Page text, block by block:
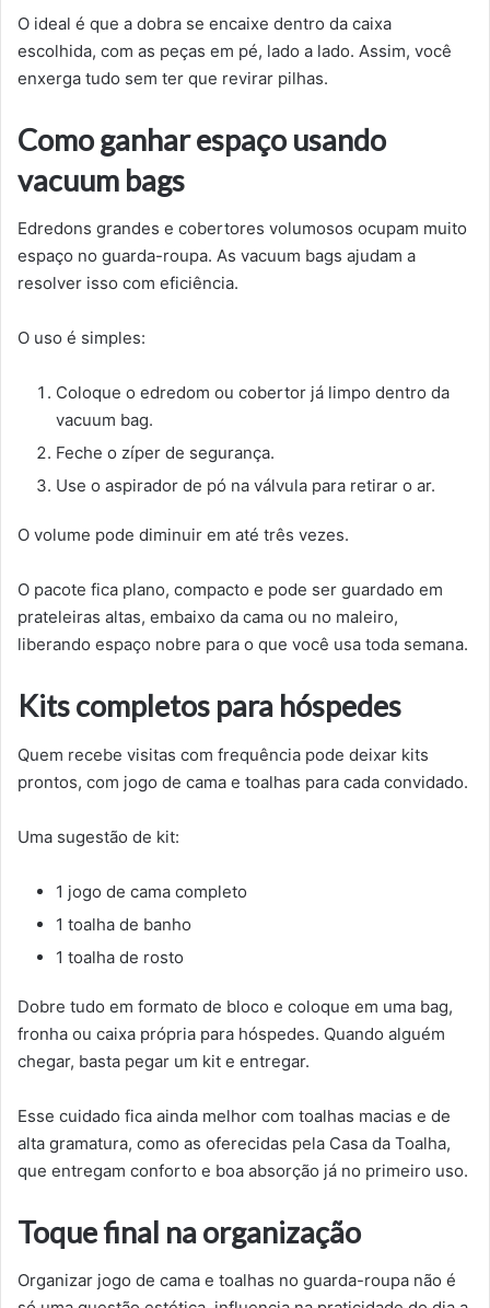
O ideal é que a dobra se encaixe dentro da caixa
escolhida, com as peças em pé, lado a lado. Assim, você
enxerga tudo sem ter que revirar pilhas.
Como ganhar espaço usando
vacuum bags
Edredons grandes e cobertores volumosos ocupam muito
espaço no guarda-roupa. As vacuum bags ajudam a
resolver isso com eficiência.
O uso é simples:
Coloque o edredom ou cobertor já limpo dentro da
vacuum bag.
Feche o zíper de segurança.
Use o aspirador de pó na válvula para retirar o ar.
O volume pode diminuir em até três vezes.
O pacote fica plano, compacto e pode ser guardado em
prateleiras altas, embaixo da cama ou no maleiro,
liberando espaço nobre para o que você usa toda semana.
Kits completos para hóspedes
Quem recebe visitas com frequência pode deixar kits
prontos, com jogo de cama e toalhas para cada convidado.
Uma sugestão de kit:
1 jogo de cama completo
1 toalha de banho
1 toalha de rosto
Dobre tudo em formato de bloco e coloque em uma bag,
fronha ou caixa própria para hóspedes. Quando alguém
chegar, basta pegar um kit e entregar.
Esse cuidado fica ainda melhor com toalhas macias e de
alta gramatura, como as oferecidas pela Casa da Toalha,
que entregam conforto e boa absorção já no primeiro uso.
Toque final na organização
Organizar jogo de cama e toalhas no guarda-roupa não é